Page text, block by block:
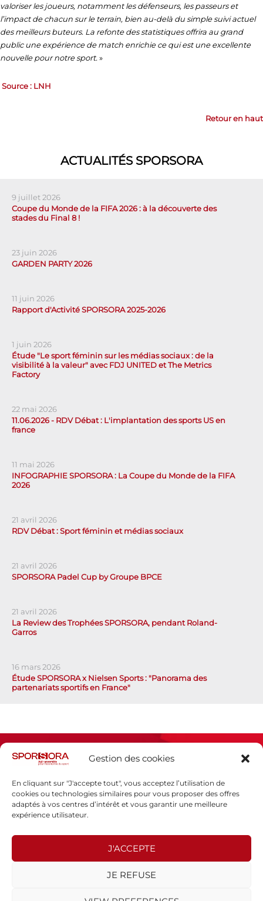
Gestion des cookies
En cliquant sur "J'accepte tout", vous acceptez l’utilisation de
cookies ou technologies similaires pour vous proposer des offres
adaptés à vos centres d’intérêt et vous garantir une meilleure
expérience utilisateur.
J'ACCEPTE
JE REFUSE
valoriser les joueurs, notamment les défenseurs, les passeurs et
l’impact de chacun sur le terrain, bien au-delà du simple suivi actuel
des meilleurs buteurs. La refonte des statistiques offrira au grand
public une expérience de match enrichie ce qui est une excellente
nouvelle pour notre sport. »
Source : LNH
Retour en haut
ACTUALITÉS SPORSORA
9 juillet 2026
Coupe du Monde de la FIFA 2026 : à la découverte des
stades du Final 8 !
23 juin 2026
GARDEN PARTY 2026
11 juin 2026
Rapport d'Activité SPORSORA 2025-2026
1 juin 2026
Étude "Le sport féminin sur les médias sociaux : de la
visibilité à la valeur" avec FDJ UNITED et The Metrics
Factory
22 mai 2026
11.06.2026 - RDV Débat : L'implantation des sports US en
france
11 mai 2026
INFOGRAPHIE SPORSORA : La Coupe du Monde de la FIFA
2026
21 avril 2026
RDV Débat : Sport féminin et médias sociaux
21 avril 2026
SPORSORA Padel Cup by Groupe BPCE
21 avril 2026
La Review des Trophées SPORSORA, pendant Roland-
Garros
16 mars 2026
Étude SPORSORA x Nielsen Sports : "Panorama des
partenariats sportifs en France"
Espace presse
Politique de confidentialité
SPORSORA
75015 PARIS